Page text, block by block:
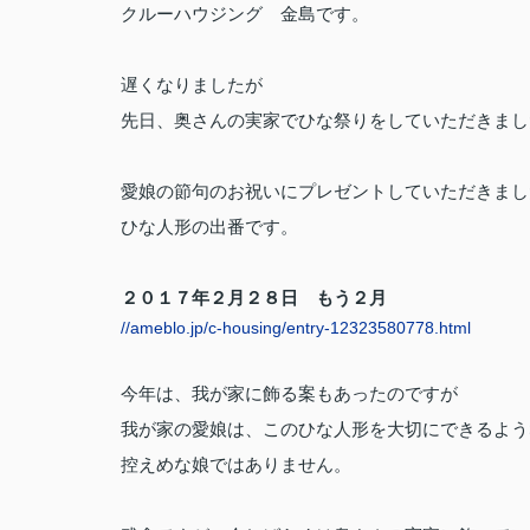
クルーハウジング 金島です。
遅くなりましたが
先日、奥さんの実家でひな祭りをしていただきまし
愛娘の節句のお祝いにプレゼントしていただきまし
ひな人形の出番です。
２０１７年２月２８日 もう２月
//ameblo.jp/c-housing/entry-12323580778.html
今年は、我が家に飾る案もあったのですが
我が家の愛娘は、このひな人形を大切にできるよ
控えめな娘ではありません。